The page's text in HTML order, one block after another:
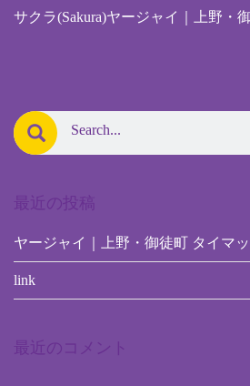
サクラ(Sakura)ヤージャイ｜上野・
最近の投稿
ヤージャイ｜上野・御徒町 タイマ
link
最近のコメント